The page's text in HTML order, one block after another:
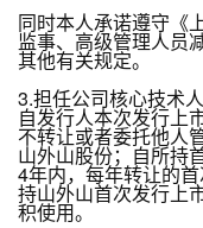
同时本人承诺遵守《
监事、高级管理人员
其他有关规定。
3.担任公司核心技术
自发行人本次发行上
不转让或者委托他人
山外山股份；自所持
4年内，每年转让的
持山外山首次发行上
积使用。